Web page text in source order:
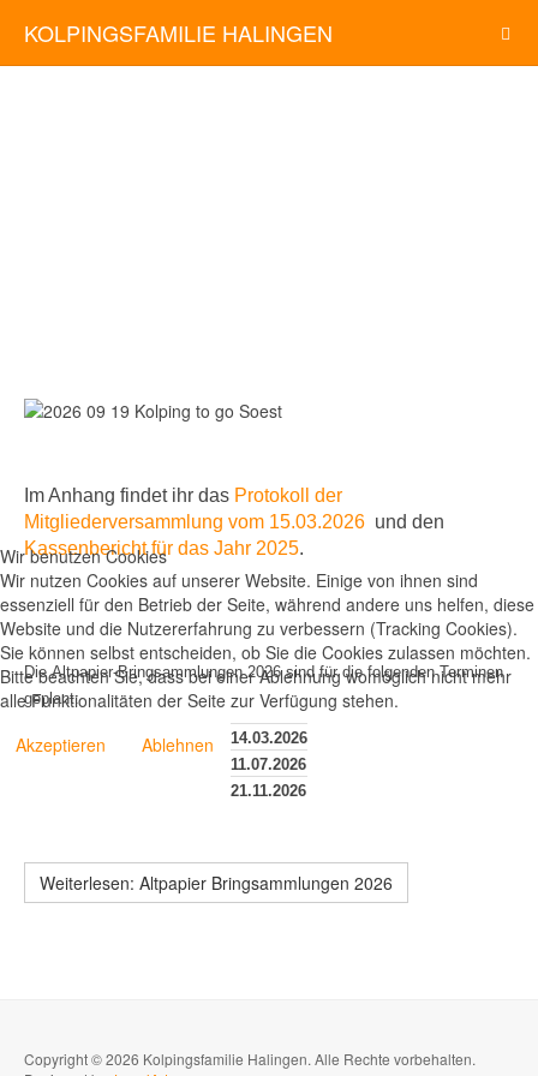
KOLPINGSFAMILIE HALINGEN
Im Anhang findet ihr das Protokoll der
Mitgliederversammlung vom 15.03.2026 und den
Kassenbericht für das Jahr 2025.
Die Altpapier-Bringsammlungen 2026 sind für die folgenden Terminen
geplant:
14.03.2026
11.07.2026
21.11.2026
Weiterlesen: Altpapier Bringsammlungen 2026
Copyright © 2026 Kolpingsfamilie Halingen. Alle Rechte vorbehalten.
Wir benutzen Cookies
Wir nutzen Cookies auf unserer Website. Einige von ihnen sind
essenziell für den Betrieb der Seite, während andere uns helfen, diese
Website und die Nutzererfahrung zu verbessern (Tracking Cookies).
Sie können selbst entscheiden, ob Sie die Cookies zulassen möchten.
Bitte beachten Sie, dass bei einer Ablehnung womöglich nicht mehr
alle Funktionalitäten der Seite zur Verfügung stehen.
Akzeptieren
Ablehnen